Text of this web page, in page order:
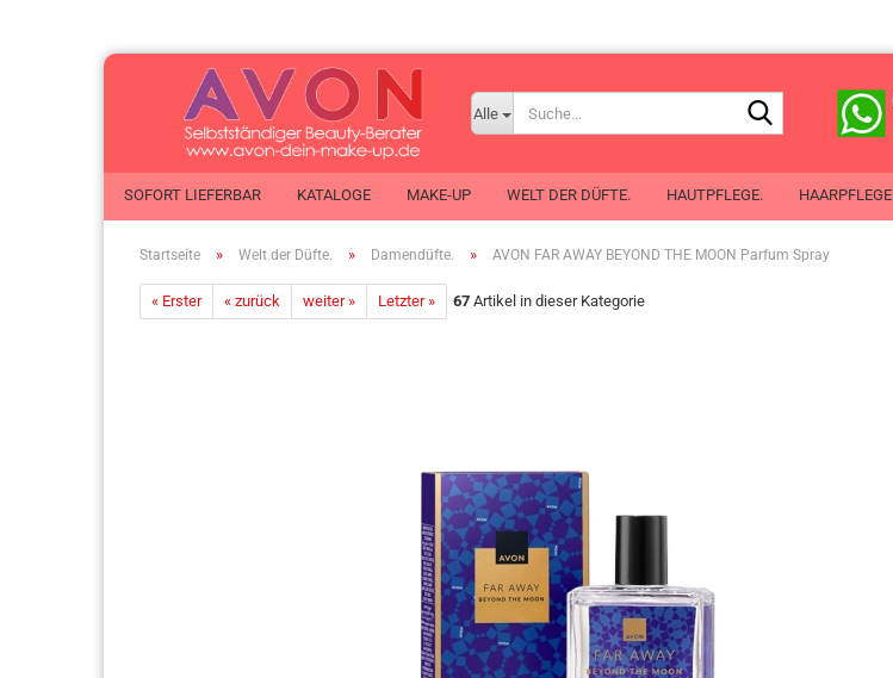
Alle
SOFORT LIEFERBAR
ANEW
KIDS
KATALOGE MAKE-UP WELT DER DÜFTE.
Eau de Toilette
Deoroller
Proben
HAUTPFLEGE. HAARPFLEGE
Startseite » Welt der Düfte. » Damendüfte. » AVON FAR AWAY BEYOND THE MOON Parfum Spray
« Erster « zurück weiter » Letzter » 67 Artikel in dieser Kategorie